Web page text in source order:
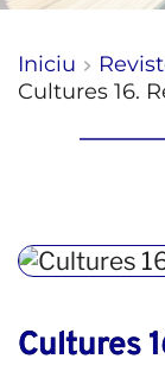
Iniciu
Cultures 16.
Cultures